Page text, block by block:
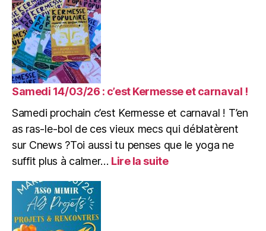
à
Mimine
Samedi 14/03/26 : c’est Kermesse et carnaval !
Samedi prochain c’est Kermesse et carnaval ! T’en
as ras-le-bol de ces vieux mecs qui déblatèrent
sur Cnews ?Toi aussi tu penses que le yoga ne
suffit plus à calmer… Lire la suite: